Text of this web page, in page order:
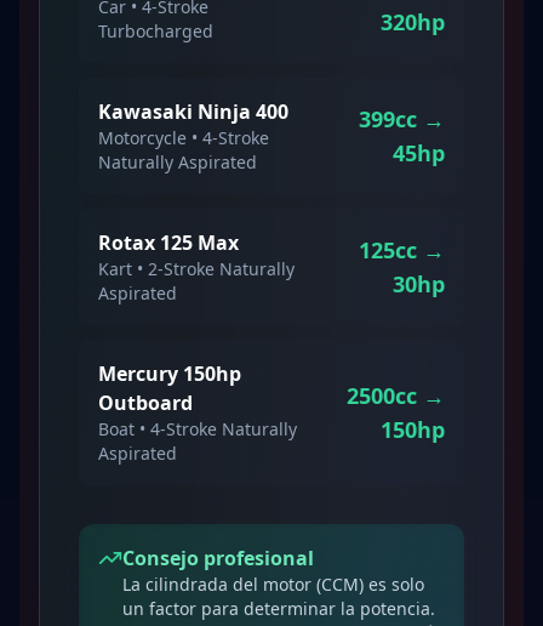
Car • 4-Stroke
Turbocharged
320hp
Kawasaki Ninja 400
Motorcycle • 4-Stroke
Naturally Aspirated
399cc →
45hp
Rotax 125 Max
Kart • 2-Stroke Naturally
Aspirated
125cc →
30hp
Mercury 150hp
Outboard
Boat • 4-Stroke Naturally
Aspirated
2500cc →
150hp
Consejo profesional
La cilindrada del motor (CCM) es solo
un factor para determinar la potencia.